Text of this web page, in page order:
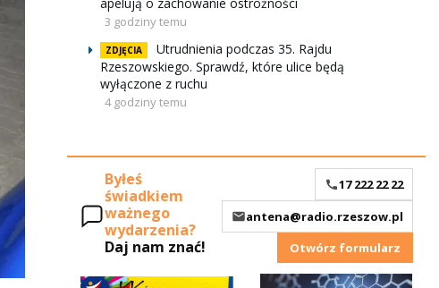
3 godziny temu
ZDJĘCIA
Utrudnienia podczas 35. Rajdu
Rzeszowskiego. Sprawdź, które ulice będą
wyłączone z ruchu
4 godziny temu
Byłeś
świadkiem
ważnego
wydarzenia?
Daj nam znać!
17 222 22 22
antena@radio.rzeszow.pl
Otwórz formularz